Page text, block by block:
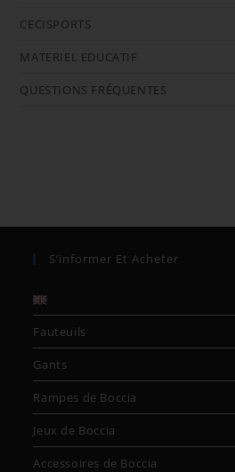
CECISPORTS
MATERIEL EDUCATIF
QUESTIONS FRÉQUENTES
S’informer Et Acheter
Fauteuils
Gants
Rampes de Boccia
Jeux de Boccia
Accessoires de Boccia